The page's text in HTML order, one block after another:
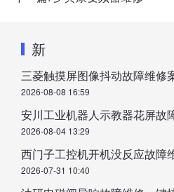
新
三菱触摸屏图像抖动故障维修
2026-08-08 16:59
安川工业机器人示教器花屏故
2026-08-04 13:29
西门子工控机开机没反应故障
2026-07-31 10:40